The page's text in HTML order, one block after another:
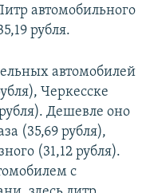
автомобильного
рубля.
автомобилей
Черкесске
Дешевле оно
(35,69 рубля),
(31,12 рубля).
с